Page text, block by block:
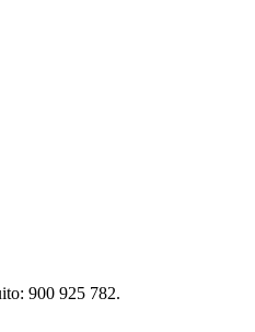
900 925 782.